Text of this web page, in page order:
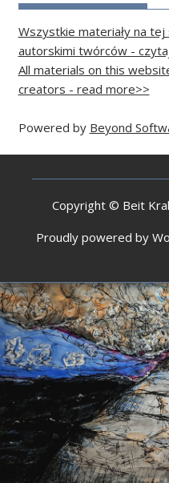
Wszystkie materiały na
autorskimi twórców -
All materials on this
creators - read more>>
Powered by Beyond
Copyright © Beit
Proudly powered by